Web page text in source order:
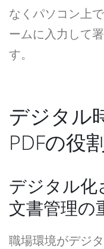
なくパソコン上
ームに入力して
す。
デジタル
PDFの役
デジタル化
文書管理の
職場環境がデジ